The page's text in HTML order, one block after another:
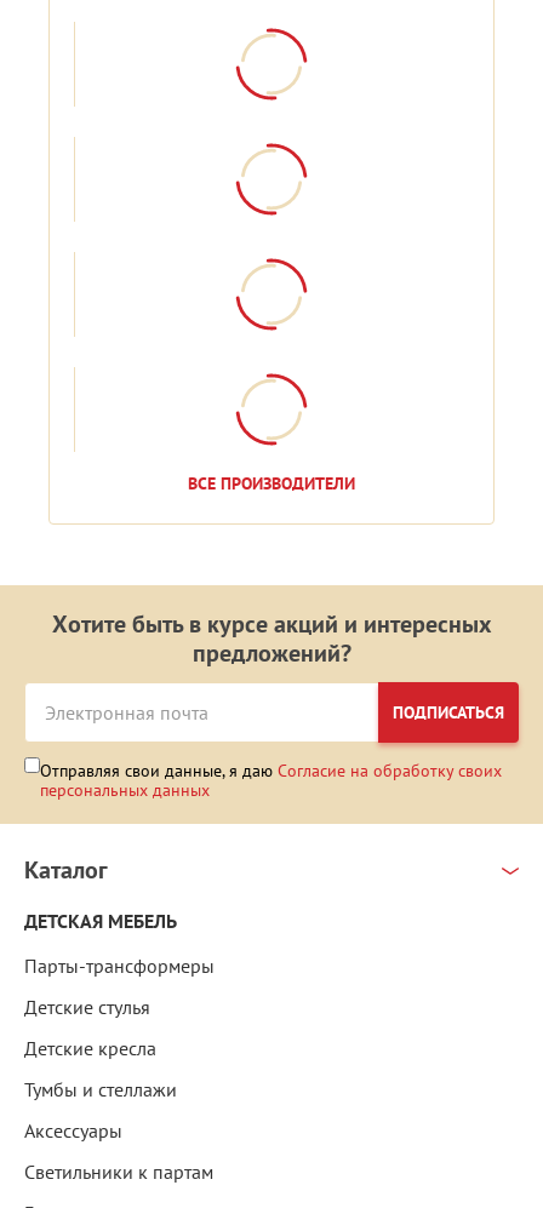
ВСЕ ПРОИЗВОДИТЕЛИ
Хотите быть в курсе акций и интересных
предложений?
ПОДПИСАТЬСЯ
Отправляя свои данные, я даю Согласие на обработку своих
персональных данных
Каталог
ДЕТСКАЯ МЕБЕЛЬ
Парты-трансформеры
Детские стулья
Детские кресла
Тумбы и стеллажи
Аксессуары
Светильники к партам